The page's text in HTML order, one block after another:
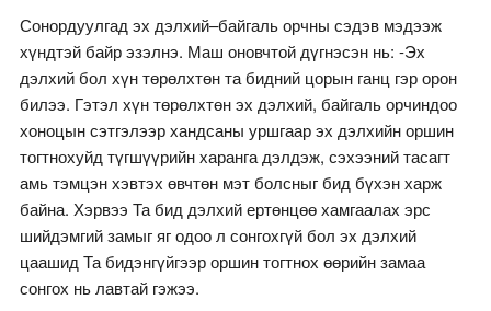
Сонордуулгад эх дэлхий–байгаль орчны сэдэв мэдээж
хүндтэй байр эзэлнэ. Маш оновчтой дүгнэсэн нь: -Эх
дэлхий бол хүн төрөлхтөн та бидний цорын ганц гэр орон
билээ. Гэтэл хүн төрөлхтөн эх дэлхий, байгаль орчиндоо
хоноцын сэтгэлээр хандсаны уршгаар эх дэлхийн оршин
тогтнохуйд түгшүүрийн харанга дэлдэж, сэхээний тасагт
амь тэмцэн хэвтэх өвчтөн мэт болсныг бид бүхэн харж
байна. Хэрвээ Та бид дэлхий ертөнцөө хамгаалах эрс
шийдэмгий замыг яг одоо л сонгохгүй бол эх дэлхий
цаашид Та бидэнгүйгээр оршин тогтнох өөрийн замаа
сонгох нь лавтай гэжээ.